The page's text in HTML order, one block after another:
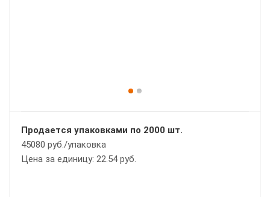
Продается упаковками по 2000 шт.
45080 руб./упаковка
Цена за единицу: 22.54 руб.